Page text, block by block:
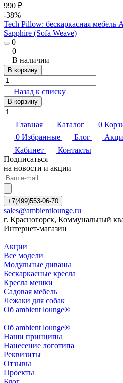
990 ₽
-38%
Tech Pillow: бескаркасная
Sapphire (Sofa Weave)
0
0
В наличии
В корзину
Назад к списку
В корзину
Главная Каталог 0
0 Избранные Блог
Кабинет
Контакты
Подписаться
на новости и акции
+7(499)553-06-70
sales@ambientlounge.ru
г. Красногорск, Коммунальный
Интернет-магазин
Акции
Все модели
Модульные диваны
Бескаркасные кресла
Кресла мешки
Садовая мебель
Лежаки для собак
Об ambient lounge®
Oб ambient lounge®
Наши принципы
Нанесение логотипа
Реквизиты
Отзывы
Проекты